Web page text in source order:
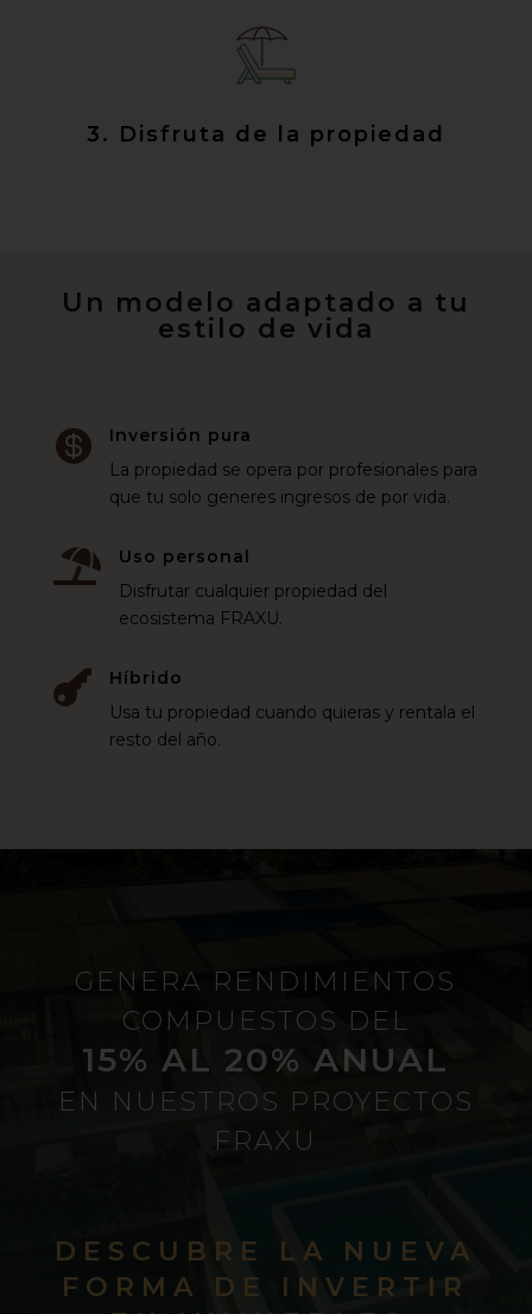
3. Disfruta de la propiedad
Un modelo adaptado a tu
estilo de vida

Inversión pura
La propiedad se opera por profesionales para
que tu solo generes ingresos de por vida.

Uso personal
Disfrutar cualquier propiedad del
ecosistema FRAXU.

Híbrido
Usa tu propiedad cuando quieras y rentala el
resto del año.
GENERA RENDIMIENTOS
COMPUESTOS DEL
15% AL 20% ANUAL
EN NUESTROS PROYECTOS
FRAXU
DESCUBRE LA NUEVA
FORMA DE INVERTIR